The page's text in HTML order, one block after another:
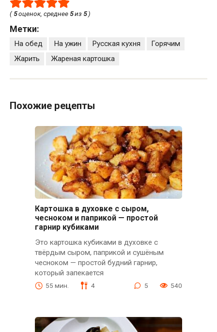
(5оценок, среднее5из 5)
Метки:
На обед На ужин Русская кухня
Горячим
Жарить
Жареная картошка
Похожие рецепты
Картошка в духовке с сыром,
чесноком и паприкой — простой
гарнир кубиками
Это картошка кубиками в духовке с
твёрдым сыром, паприкой и сушёным
чесноком — простой будний гарнир,
который запекается
55 мин. 4 5 540